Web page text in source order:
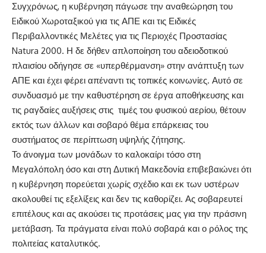
Συγχρόνως, η κυβέρνηση πάγωσε την αναθεώρηση του
Eιδικού Xωροταξικού για τις ΑΠΕ και τις Ειδικές
Περιβαλλοντικές Μελέτες για τις Περιοχές Προστασίας
Natura 2000. Η δε δήθεν απλοποίηση του αδειοδοτικού
πλαισίου οδήγησε σε «υπερθέρμανση» στην ανάπτυξη των
ΑΠΕ και έχει φέρει απέναντι τις τοπικές κοινωνίες. Αυτό σε
συνδυασμό με την καθυστέρηση σε έργα αποθήκευσης και
τις ραγδαίες αυξήσεις στις τιμές του φυσικού αερίου, θέτουν
εκτός των άλλων και σοβαρό θέμα επάρκειας του
συστήματος σε περίπτωση υψηλής ζήτησης.
Το άνοιγμα των μονάδων το καλοκαίρι τόσο στη
Μεγαλόπολη όσο και στη Δυτική Μακεδονία επιβεβαιώνει ότι
η κυβέρνηση πορεύεται χωρίς σχέδιο και εκ των υστέρων
ακολουθεί τις εξελίξεις και δεν τις καθορίζει. Ας σοβαρευτεί
επιτέλους και ας ακούσει τις προτάσεις μας για την πράσινη
μετάβαση. Τα πράγματα είναι πολύ σοβαρά και ο ρόλος της
πολιτείας καταλυτικός.